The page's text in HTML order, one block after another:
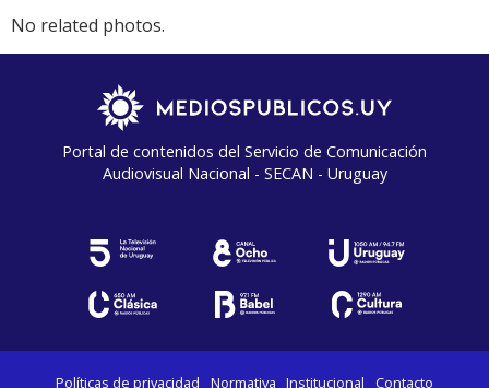
No related photos.
Portal de contenidos del Servicio de Comunicación
Audiovisual Nacional - SECAN - Uruguay
Políticas de privacidad Normativa Institucional Contacto